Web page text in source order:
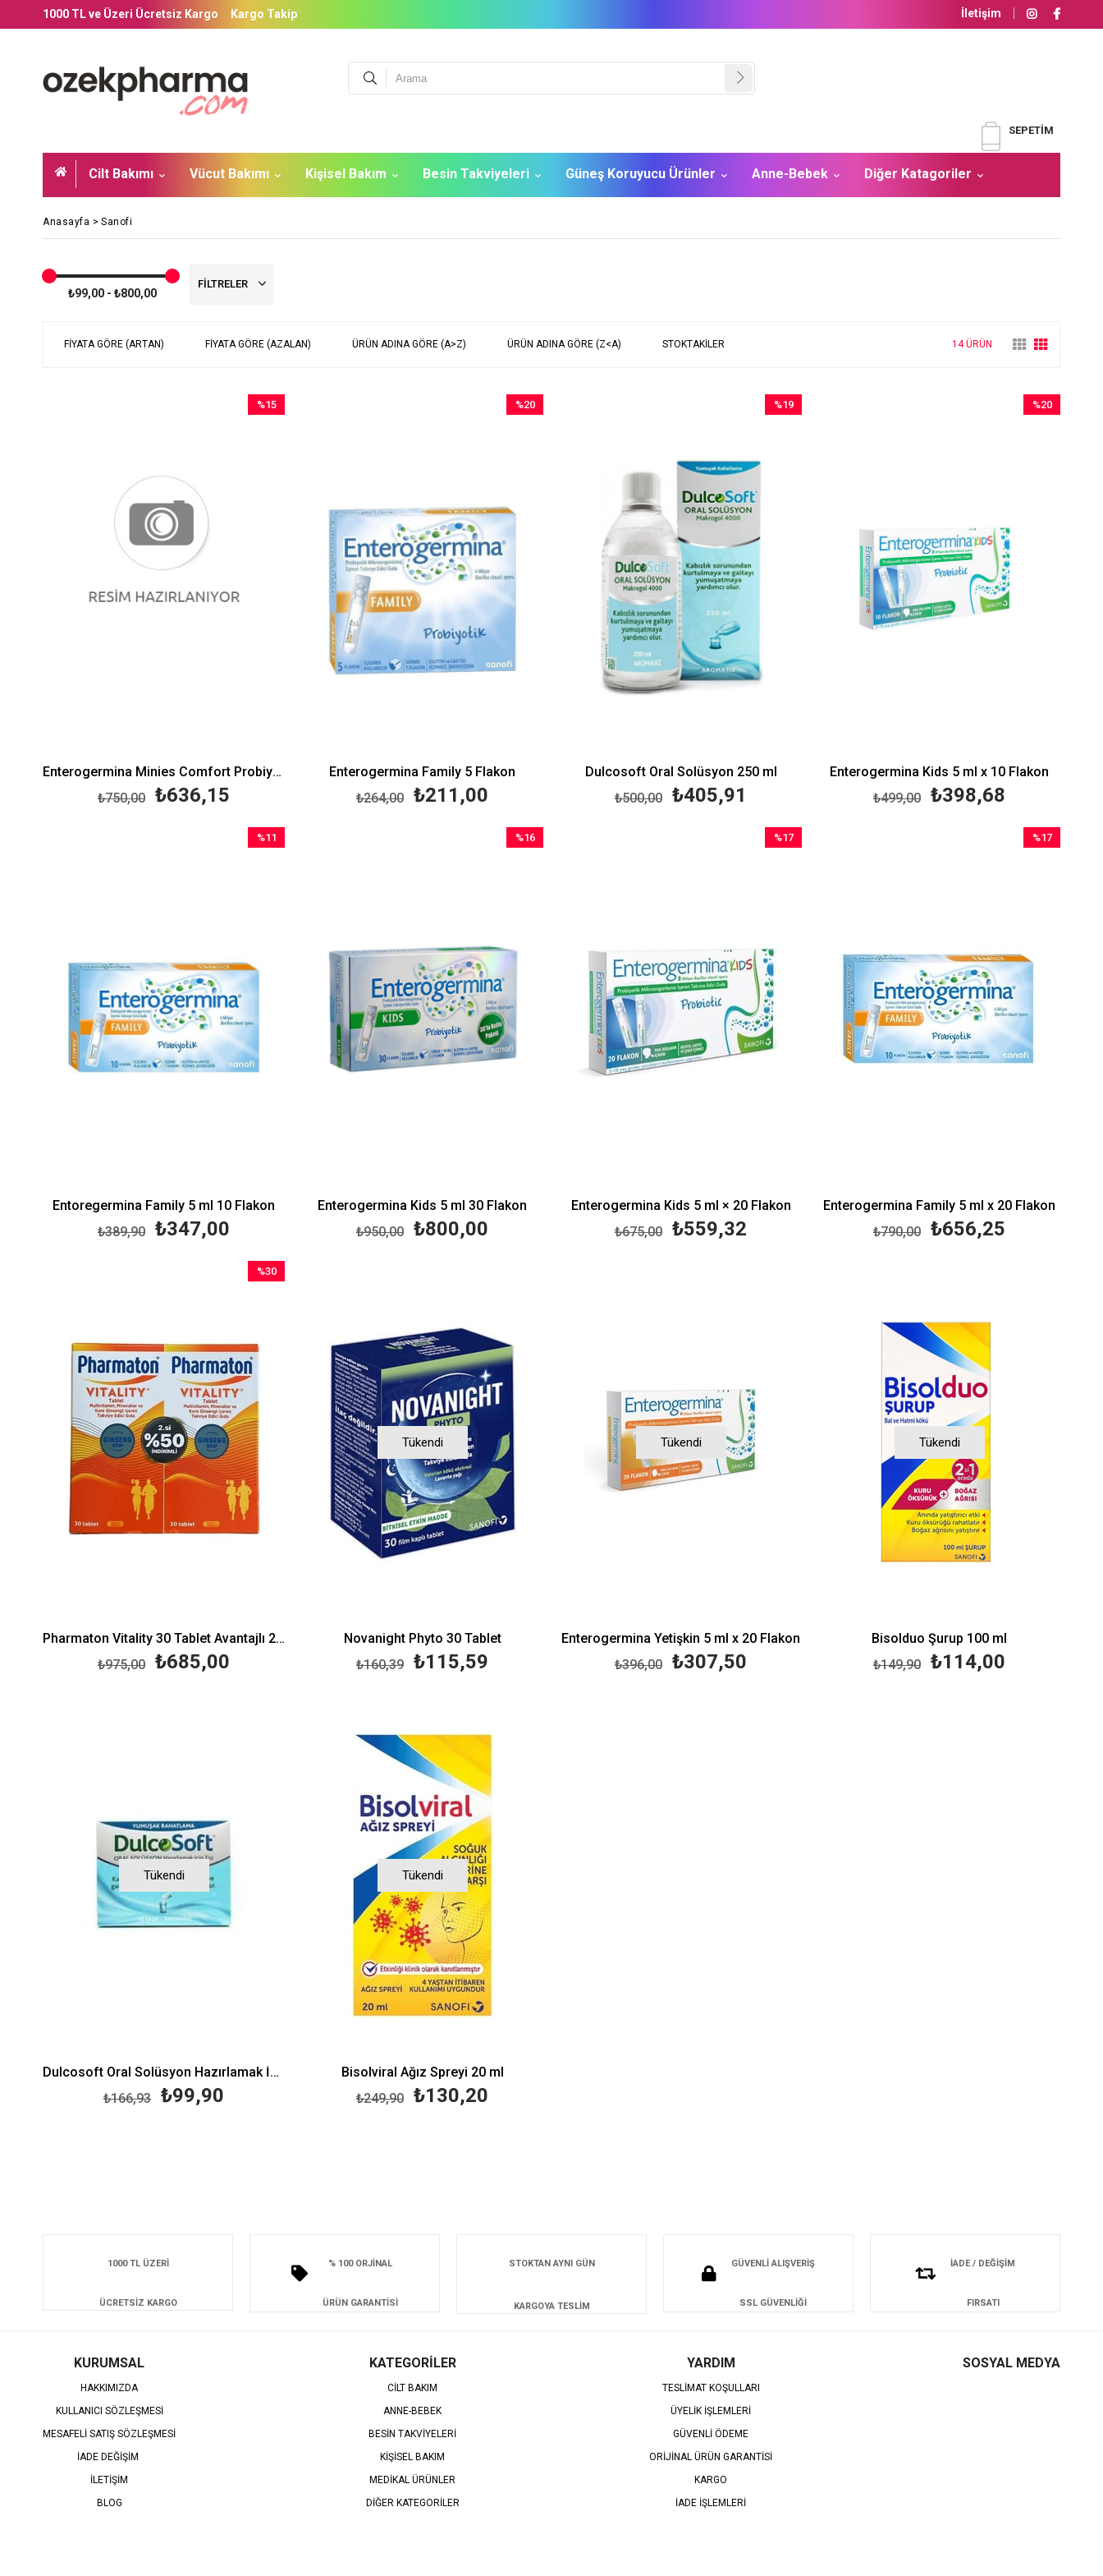
1000 TL ve Üzeri Ücretsiz Kargo Kargo Takip İletişim
SEPETIM
Cilt Bakımı Vücut Bakımı Kişisel Bakım Besin Takviyeleri Güneş Koruyucu Ürünler Anne-Bebek Diğer Katagoriler
Anasayfa > Sanofi
₺99,00 - ₺800,00
FILTRELER
FIYATA GÖRE (ARTAN) FIYATA GÖRE (AZALAN) ÜRÜN ADINA GÖRE (A>Z) ÜRÜN ADINA GÖRE (Z<A) STOKTAKILER 14 ÜRÜN
Enterogermina Minies Comfort Probiyotik Damla 8 ml
₺636,15
₺750,00
%15
Enterogermina Family 5 Flakon
₺211,00
₺264,00
%20
Dulcosoft Oral Solüsyon 250 ml
₺405,91
₺500,00
%19
Enterogermina Kids 5 ml x 10 Flakon
₺398,68
₺499,00
%20
Entoregermina Family 5 ml 10 Flakon
₺347,00
₺389,90
%11
Enterogermina Kids 5 ml 30 Flakon
₺800,00
₺950,00
%16
Enterogermina Kids 5 ml × 20 Flakon
₺559,32
₺675,00
%17
Enterogermina Family 5 ml x 20 Flakon
₺656,25
₺790,00
%17
Pharmaton Vitality 30 Tablet Avantajlı 2'li Paket - 2.si %50 İndirimli
₺685,00
₺975,00
%30
Tükendi
Novanight Phyto 30 Tablet
₺115,59
₺160,39
Tükendi
Enterogermina Yetişkin 5 ml x 20 Flakon
₺307,50
₺396,00
Tükendi
Bisolduo Şurup 100 ml
₺114,00
₺149,90
Tükendi
Dulcosoft Oral Solüsyon Hazırlamak İçin Aromasız Toz 10 Saşe
₺99,90
₺166,93
Tükendi
Bisolviral Ağız Spreyi 20 ml
₺130,20
₺249,90
1000 TL ÜZERİ
ÜCRETSİZ KARGO
% 100 ORJİNAL
ÜRÜN GARANTİSİ
STOKTAN AYNI GÜN
KARGOYA TESLİM
GÜVENLİ ALIŞVERİŞ
SSL GÜVENLİĞİ
İADE / DEĞİŞİM
FIRSATI
KURUMSAL
HAKKIMIZDA
KULLANICI SÖZLEŞMESİ
MESAFELİ SATIŞ SÖZLEŞMESİ
İADE DEĞİŞİM
İLETİŞİM
BLOG
KATEGORİLER
CİLT BAKIM
ANNE-BEBEK
BESİN TAKVİYELERİ
KİŞİSEL BAKIM
MEDİKAL ÜRÜNLER
DİĞER KATEGORİLER
YARDIM
TESLİMAT KOŞULLARI
ÜYELİK İŞLEMLERİ
GÜVENLİ ÖDEME
ORİJİNAL ÜRÜN GARANTİSİ
KARGO
İADE İŞLEMLERİ
SOSYAL MEDYA